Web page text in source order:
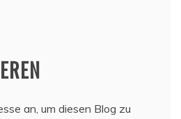
an, um diesen Blog zu